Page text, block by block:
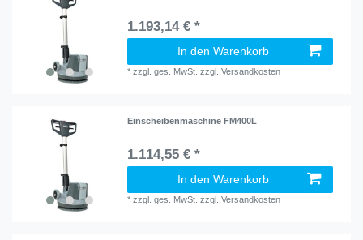
1.193,14 € *
In den Warenkorb
*zzgl. ges. MwSt. zzgl.Versandkosten
Einscheibenmaschine FM400L
1.114,55 € *
In den Warenkorb
*zzgl. ges. MwSt. zzgl.Versandkosten